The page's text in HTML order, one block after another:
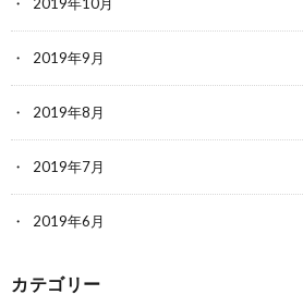
2019年9月
2019年8月
2019年7月
2019年6月
カテゴリー